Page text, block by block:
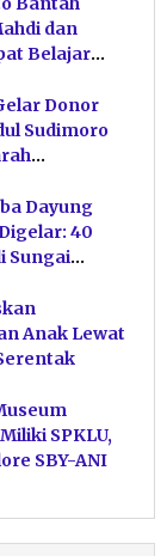
dan
Belajar
Donor
Sudimoro
Dayung
40
Sungai
Anak Lewat
SPKLU,
SBY-ANI